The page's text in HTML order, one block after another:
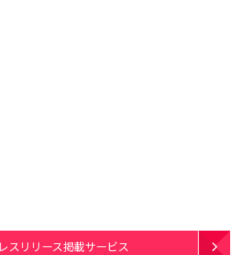
スリリース掲載サービス